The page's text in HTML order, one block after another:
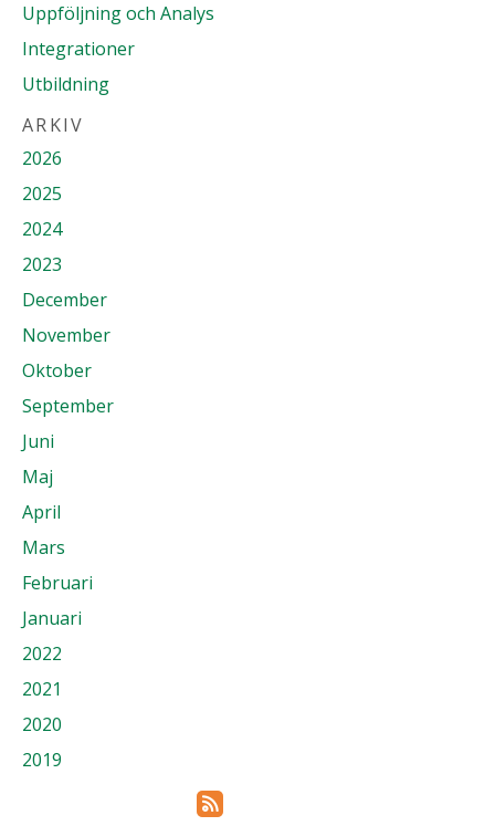
Uppföljning och Analys
Integrationer
Utbildning
ARKIV
2026
2025
2024
2023
December
November
Oktober
September
Juni
Maj
April
Mars
Februari
Januari
2022
2021
2020
2019